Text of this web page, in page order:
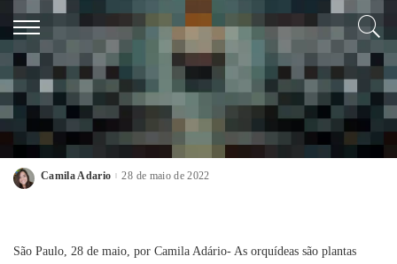
AGRO NOTÍCIAS
Cinco coisas que arruínam suas orquídeas;
não cometa mais
Camila Adario 28 de maio de 2022
São Paulo, 28 de maio, por Camila Adário- As orquídeas são plantas